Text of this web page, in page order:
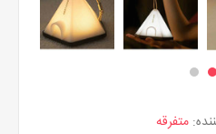
متفرقه